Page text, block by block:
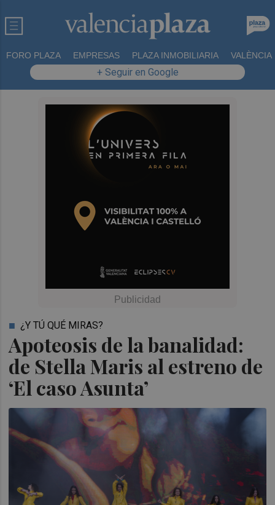
FORO PLAZA EMPRESAS PLAZA INMOBILIARIA VALÈNCIA
+ Seguir en Google
Apoteosis de la banalidad:
de Stella Maris al estreno de
‘El caso Asunta’
¿Y TÚ QUÉ MIRAS?